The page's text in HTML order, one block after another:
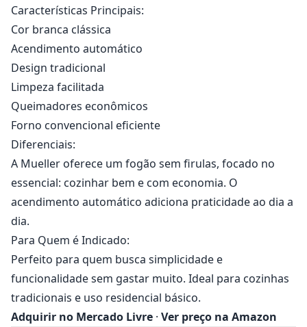
Características Principais:
Cor branca clássica
Acendimento automático
Design tradicional
Limpeza facilitada
Queimadores econômicos
Forno convencional eficiente
Diferenciais:
A Mueller oferece um fogão sem firulas, focado no
essencial: cozinhar bem e com economia. O
acendimento automático adiciona praticidade ao dia a
dia.
Para Quem é Indicado:
Perfeito para quem busca simplicidade e
funcionalidade sem gastar muito. Ideal para cozinhas
tradicionais e uso residencial básico.
Adquirir no Mercado Livre · Ver preço na Amazon